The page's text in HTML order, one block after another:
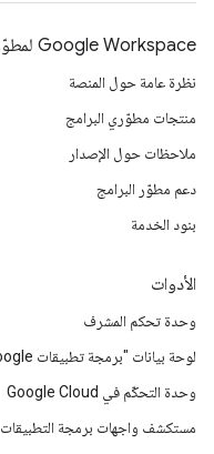
Google Workspace لمطوّري البرامج
نظرة عامة حول المنصة
منتجات مطوّري البرامج
ملاحظات حول الإصدار
دعم مطوّر البرامج
بنود الخدمة
الأدوات
وحدة تحكم المشرف
لوحة بيانات "برمجة تطبيقات Google"
وحدة التحكّم في Google Cloud
مستكشف واجهات برمجة التطبيقات